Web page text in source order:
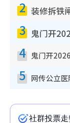
2
3
4
5